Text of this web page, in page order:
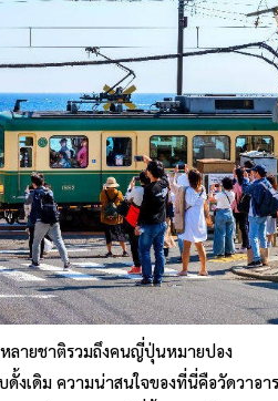
ลายชาติรวมถึงคนญี่ปุ่นหมายปอง
งเดิม ความน่าสนใจของที่นี่คือวัดวาอ